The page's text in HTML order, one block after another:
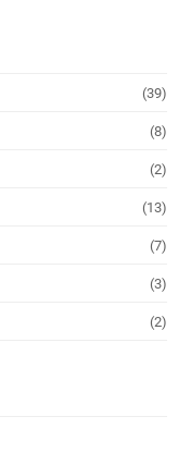
(39)
(8)
(2)
(13)
(7)
(3)
(2)